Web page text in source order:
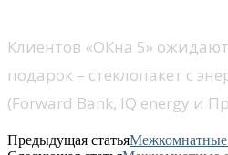
Клиентов «ОКна 5»
подарок – стеклопакет с
(Forward Bank, IQ energy и
Предыдущая статьяМежкомнатные